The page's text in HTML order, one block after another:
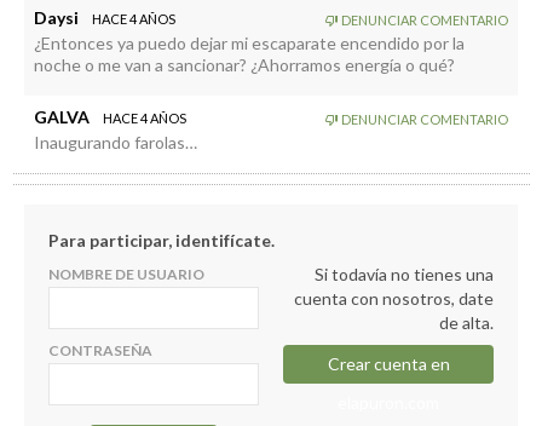
Daysi HACE 4 AÑOS DENUNCIAR COMENTARIO
¿Entonces ya puedo dejar mi escaparate encendido por la
noche o me van a sancionar? ¿Ahorramos energía o qué?
GALVA HACE 4 AÑOS DENUNCIAR COMENTARIO
Inaugurando farolas…
Para participar, identifícate.
NOMBRE DE USUARIO
CONTRASEÑA
Si todavía no tienes una
cuenta con nosotros, date
de alta.
Crear cuenta en